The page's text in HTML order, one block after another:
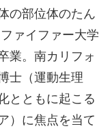
の部位体のたん
ァイファー大学
業。南カリフォ
士（運動生理
とともに起こる
）に焦点を当て